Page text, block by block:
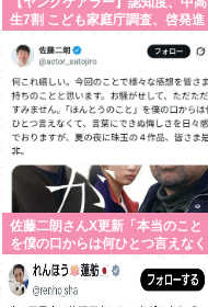
生7割 こども家庭庁調査、啓発進
佐藤二朗さんX更新「本当のこと
を僕の口からは何ひとつ言えなく
て悔しさを日々感じてます」